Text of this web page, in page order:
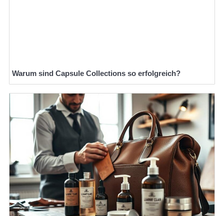
Warum sind Capsule Collections so erfolgreich?